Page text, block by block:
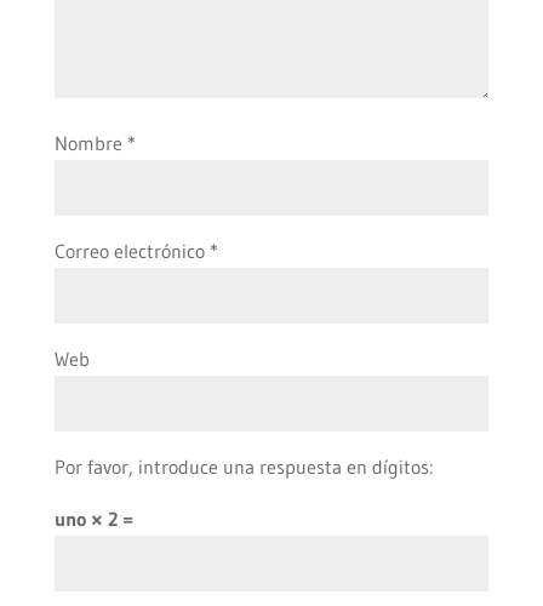
Nombre *
Correo electrónico *
Web
Por favor, introduce una respuesta en dígitos:
uno × 2 =